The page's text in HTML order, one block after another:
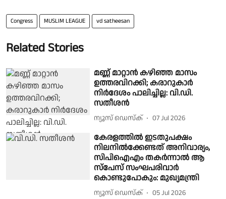
Congress MUSLIM LEAGUE vd satheesan
Related Stories
മണ്ണ് മാറ്റാൻ കഴിഞ്ഞ മാസം
ഉത്തരവിറക്കി; കരാറുകാർ
നിർദേശം പാലിച്ചില്ല: വി.ഡി.
സതീശൻ
ന്യൂസ് ഡെസ്ക് 07 Jul 2026
കേരളത്തിൽ ഇടതുപക്ഷം
നിലനിൽക്കേണ്ടത് അനിവാര്യം,
സിപിഐഎം തകർന്നാൽ ആ
സ്പേസ് സംഘപരിവാർ
കൊണ്ടുപോകും: മുഖ്യമന്ത്രി
ന്യൂസ് ഡെസ്ക് 05 Jul 2026